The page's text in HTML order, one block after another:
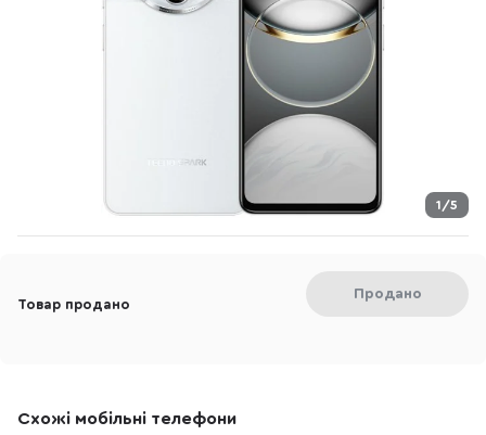
1/5
Товар продано
Продано
Схожі мобільні телефони